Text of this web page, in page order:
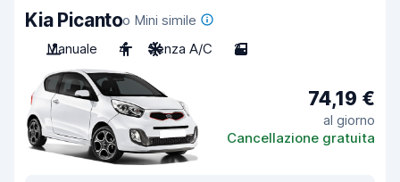
Kia Picantoo Mini simile
Manuale
4 Senza A/C 2
74,19 €
al giorno
Cancellazione gratuita